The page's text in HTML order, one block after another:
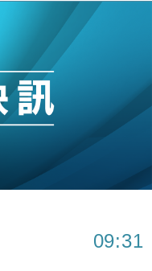
預測至4.5% 看好貿易
交「保證金」 43歲女子
穩 全周仍升近2%
反」斗城亞洲CEO蔡德
挫7周創逾3年最長跌勢
日圓 4月單日斥6.28萬億
09:31